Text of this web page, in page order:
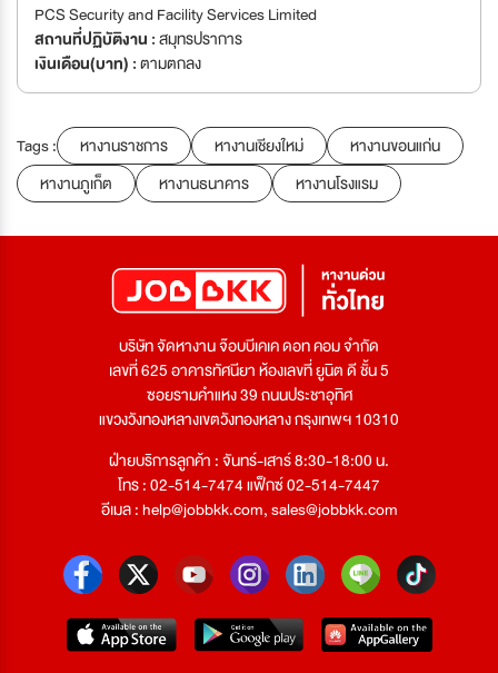
PCS Security and Facility Services Limited
สถานที่ปฏิบัติงาน :สมุทรปราการ
เงินเดือน(บาท) :ตามตกลง
Tags : หางานราชการ หางานเชียงใหม่
หางานขอนแก่น
หางานภูเก็ต
หางานธนาคาร หางานโรงแรม
บริษัท จัดหางาน จ๊อบบีเคเค ดอท คอม จำกัด
เลขที่ 625 อาคารทัศนียา ห้องเลขที่ ยูนิต ดี ชั้น 5
ซอยรามคำแหง 39 ถนนประชาอุทิศ
แขวงวังทองหลางเขตวังทองหลาง กรุงเทพฯ 10310
ฝ่ายบริการลูกค้า : จันทร์-เสาร์ 8:30-18:00 น.
โทร : 02-514-7474 แฟ็กซ์ 02-514-7447
อีเมล :help@jobbkk.com,sales@jobbkk.com